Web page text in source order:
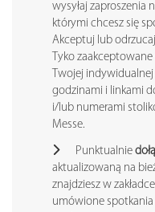
wysyłaj zaproszenia
którymi chcesz się
Akceptuj lub
Tyko
Twojej
godzinami i linkami
i/lub numerami
Messe.
Punktualnie
aktualizowaną na
znajdziesz w
umówione spotkania